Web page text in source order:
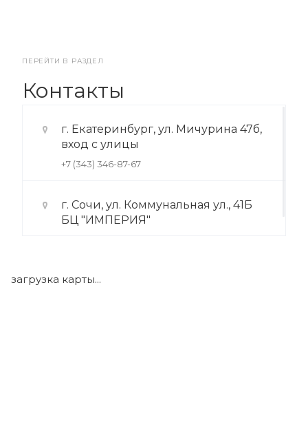
ПЕРЕЙТИ В РАЗДЕЛ
Контакты
г. Екатеринбург, ул. Мичурина 47б,
вход с улицы
+7 (343) 346-87-67
г. Сочи, ул. Коммунальная ул., 41Б
БЦ "ИМПЕРИЯ"
загрузка карты...